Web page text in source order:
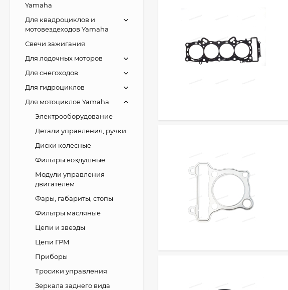
Yamaha
Для квадроциклов и
мотовездеходов Yamaha
Свечи зажигания
Для лодочных моторов
Для снегоходов
Для гидроциклов
Для мотоциклов Yamaha
Электрооборудование
Детали управления, ручки
Диски колесные
Фильтры воздушные
Модули управления
двигателем
Фары, габариты, стопы
Фильтры масляные
Цепи и звезды
Цепи ГРМ
Приборы
Тросики управления
Зеркала заднего вида